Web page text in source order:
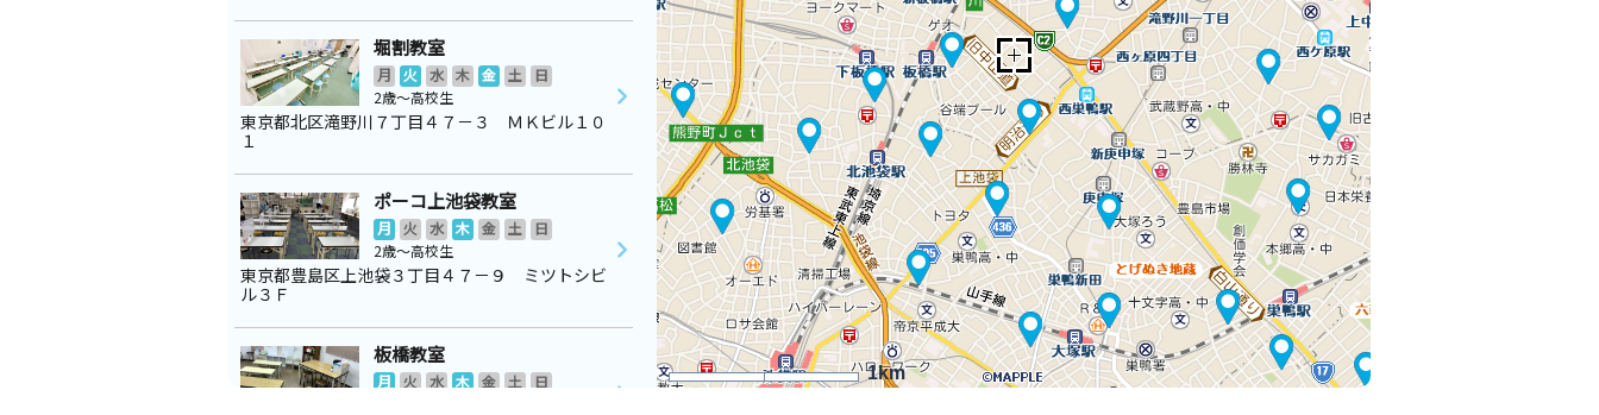
1km
堀割教室
月 火 水 木 金 土
日
2歳～高校生
東京都北区滝野川７丁目４７－３ ＭＫビル１０
１
ポーコ上池袋教室
月 火 水 木 金 土
日
2歳～高校生
東京都豊島区上池袋３丁目４７－９ ミツトシビ
ル３Ｆ
板橋教室
月 火 水 木 金 土
日